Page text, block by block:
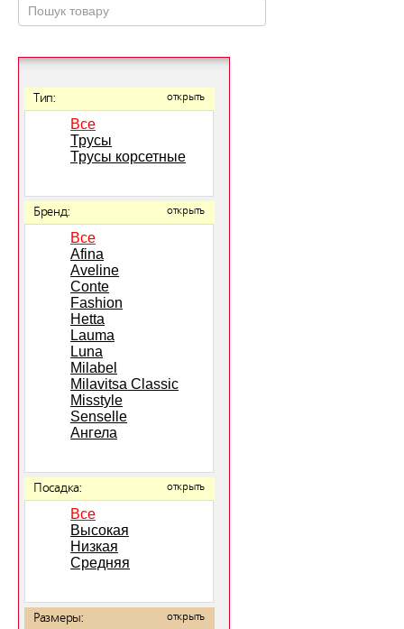
Тип: открыть
Все
Трусы
Трусы корсетные
Бренд: открыть
Все
Afina
Aveline
Conte
Fashion
Hetta
Lauma
Luna
Milabel
Milavitsa Classic
Misstyle
Senselle
Ангела
Посадка: открыть
Все
Высокая
Низкая
Средняя
Размеры: открыть